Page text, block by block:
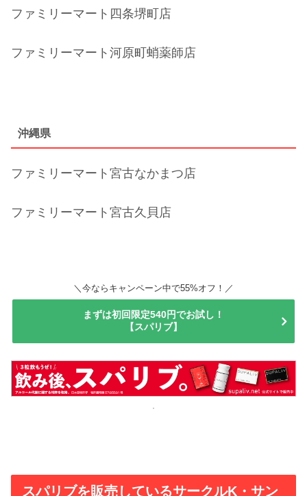
ファミリーマート四条堺町店
ファミリーマート河原町蛸薬師店
沖縄県
ファミリーマート宮古なかまつ店
ファミリーマート宮古久貝店
＼今ならキャンペーン中で55%オフ！／
まずは初回限定540円でお試し！
【スパリブ】
スパリブを販売しているサークルK・サン